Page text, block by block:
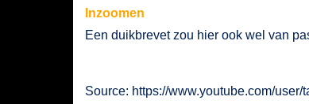
Inzoomen
Een duikbrevet zou hier ook wel van
Source: https://www.youtube.com/